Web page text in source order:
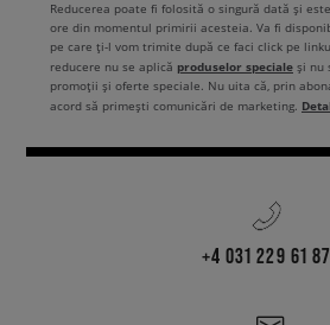
Reducerea poate fi folosită o singură dată și
ore din momentul primirii acesteia. Va fi
pe care ți-l vom trimite după ce faci click pe
reducere nu se aplică produselor speciale și nu
promoții și oferte speciale. Nu uita că, prin
acord să primești comunicări de marketing.
+4 031 229 61 87